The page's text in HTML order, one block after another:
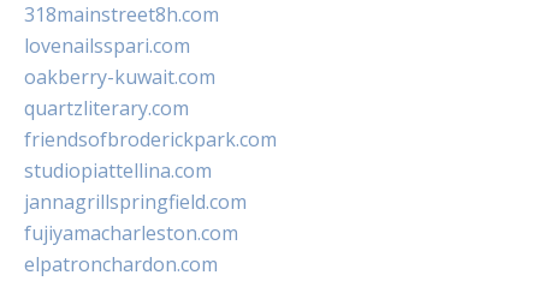
318mainstreet8h.com
lovenailsspari.com
oakberry-kuwait.com
quartzliterary.com
friendsofbroderickpark.com
studiopiattellina.com
jannagrillspringfield.com
fujiyamacharleston.com
elpatronchardon.com